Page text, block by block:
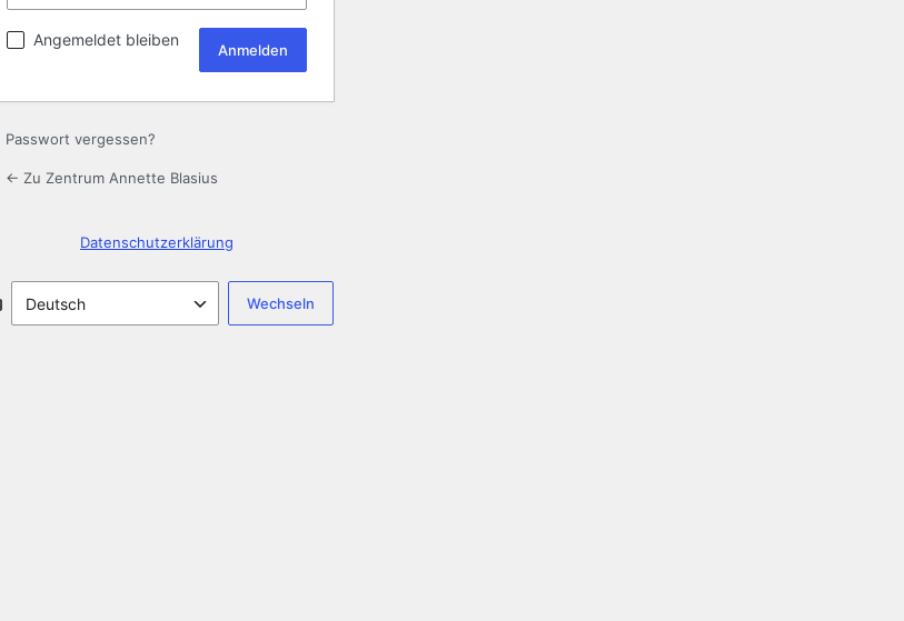
Angemeldet bleiben
Passwort vergessen?
← Zu Zentrum Annette Blasius
Datenschutzerklärung
Sprache